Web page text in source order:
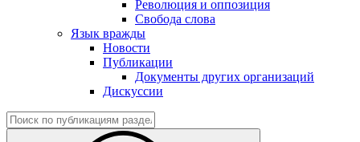
Революция и оппозиция
Свобода слова
Язык вражды
Новости
Публикации
Документы других организаций
Дискуссии